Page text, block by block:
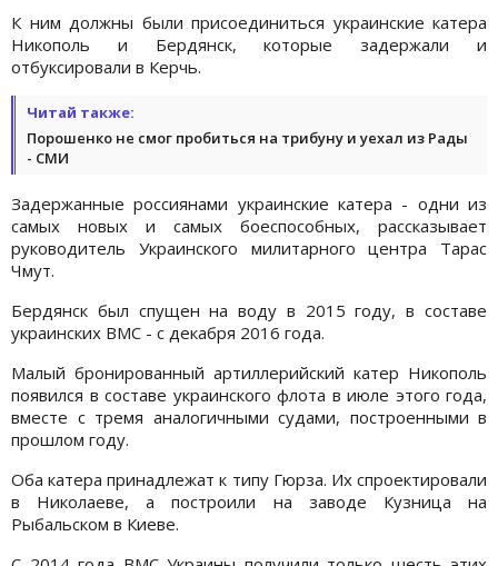
К ним должны были присоединиться украинские катера
Никополь и Бердянск, которые задержали и
отбуксировали в Керчь.
Читай также:
Порошенко не смог пробиться на трибуну и уехал из Рады
- СМИ
Задержанные россиянами украинские катера - одни из
самых новых и самых боеспособных, рассказывает
руководитель Украинского милитарного центра Тарас
Чмут.
Бердянск был спущен на воду в 2015 году, в составе
украинских ВМС - с декабря 2016 года.
Малый бронированный артиллерийский катер Никополь
появился в составе украинского флота в июле этого года,
вместе с тремя аналогичными судами, построенными в
прошлом году.
Оба катера принадлежат к типу Гюрза. Их спроектировали
в Николаеве, а построили на заводе Кузница на
Рыбальском в Киеве.